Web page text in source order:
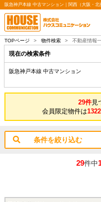
TOPページ > 物件検索 > 不動産情報
現在の検索条件
阪急神戸本線 中古マンション
29件見
会員限定物件は1322
条件を絞り込む
29件中